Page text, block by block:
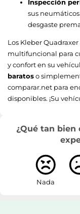
Inspección
sus
desgaste
Los Kleber
multifuncional para
y confort en su
baratoso
comparar.net para
disponibles. ¡Su
¿Qué tan
Nada